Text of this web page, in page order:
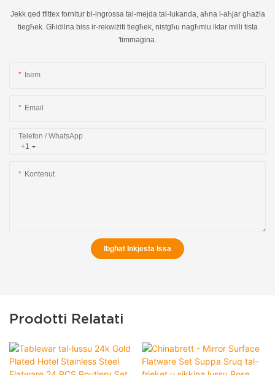
Jekk qed tfittex fornitur bl-ingrossa tal-mejda tal-lukanda, aħna l-aħjar għażla
tiegħek. Għidilna biss ir-rekwiżiti tiegħek, nistgħu nagħmlu iktar milli tista
'timmaġina.
Isem
Email
+1
Telefon / WhatsApp
Kontenut
Ibgħat Inkjesta Issa
Prodotti Relatati